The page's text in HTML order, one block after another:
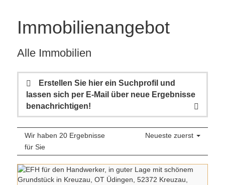
Immobilien­angebot
Alle Immobilien
Erstellen Sie hier ein Suchprofil und
lassen sich per E-Mail über neue Ergebnisse
benachrichtigen!
Wir haben 20 Ergebnisse
für Sie
Neueste zuerst